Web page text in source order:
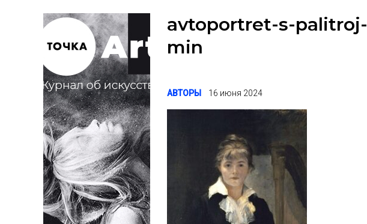
avtoportret-s-palitroj-
min
АВТОРЫ 16 июня 2024